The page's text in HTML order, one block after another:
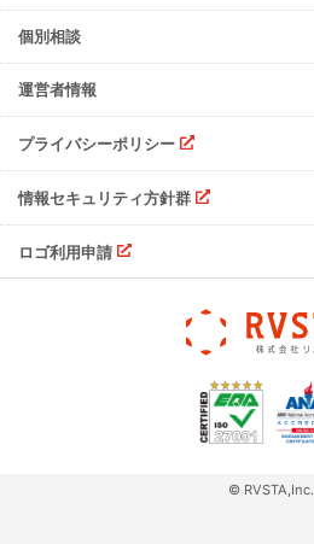
注意事項
個別相談
運営者情報
プライバシーポリシー
情報セキュリティ方針群
ロゴ利用申請
© RVSTA,Inc.